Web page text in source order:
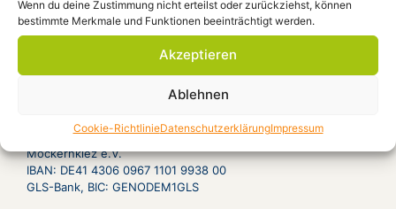
Wenn du deine Zustimmung nicht erteilst oder zurückziehst, können
bestimmte Merkmale und Funktionen beeinträchtigt werden.
Akzeptieren
Ablehnen
Cookie-RichtlinieDatenschutzerklärungImpressum
Aug. 28, 12:00What If BerlinOrt:
Möckernkiez e.V.
IBAN: DE41 4306 0967 1101 9938 00
GLS-Bank, BIC: GENODEM1GLS